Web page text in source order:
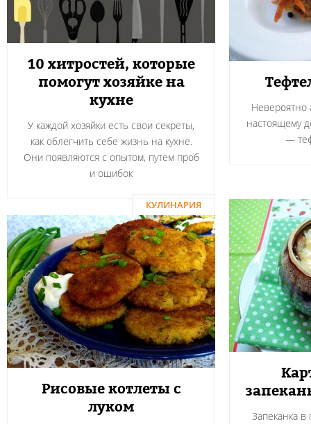
10 хитростей, которые
помогут хозяйке на
кухне
У каждой хозяйки есть свои секреты,
как облегчить себе жизнь на кухне.
Они появляются с опытом, путем проб
и ошибок
Невероятно
настоящему
―
Запеканка
КУЛИНАРИЯ
Рисовые котлеты с
луком